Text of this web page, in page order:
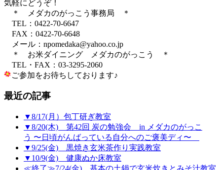
気軽にどうぞ！
＊ メダカのがっこう事務局 ＊
TEL：0422-70-6647
FAX：0422-70-6648
メール：npomedaka@yahoo.co.jp
＊ お米ダイニング メダカのがっこう ＊
TEL・FAX：03-3295-2060
ご参加をお待ちしております♪
最近の記事
▼8/17(月）包丁研ぎ教室
▼8/20(木) 第42回 炭の勉強会 in メダカのがっこ
う 〜日頃がんばっている自分へのご褒美ディ〜
▼9/25(金) 黒焼き玄米茶作り実践教室
▼10/9(金) 健康ぬか床教室